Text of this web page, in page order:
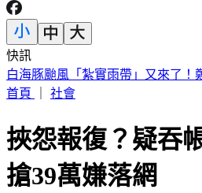
快訊
別只看台積電！ 外媒點名「2檔
首頁
社會
挾怨報復？疑吞
搶39萬嫌落網